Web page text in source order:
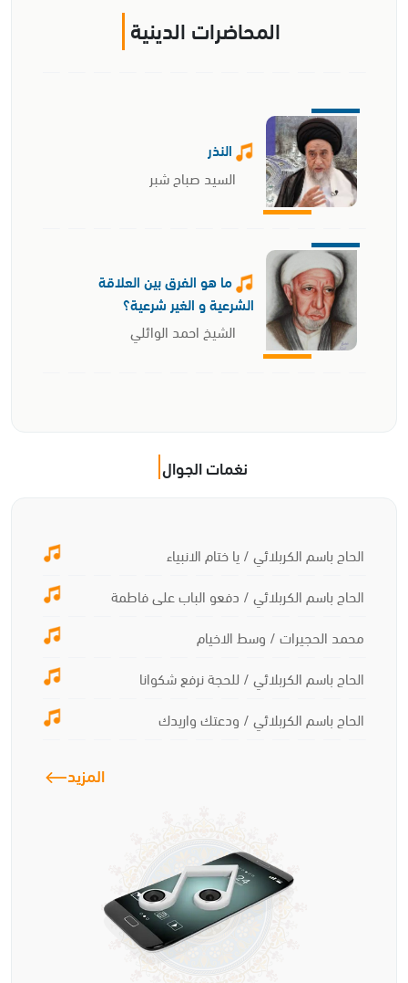
المحاضرات الدينية
النذر
السيد صباح شبر
ما هو الفرق بين العلاقة
الشرعية و الغير شرعية؟
الشيخ احمد الوائلي
نغمات الجوال
الحاج باسم الكربلائي / يا ختام الانبياء
الحاج باسم الكربلائي / دفعو الباب على فاطمة
محمد الحجيرات / وسط الاخيام
الحاج باسم الكربلائي / للحجة نرفع شكوانا
الحاج باسم الكربلائي / ودعتك واريدك
المزيد